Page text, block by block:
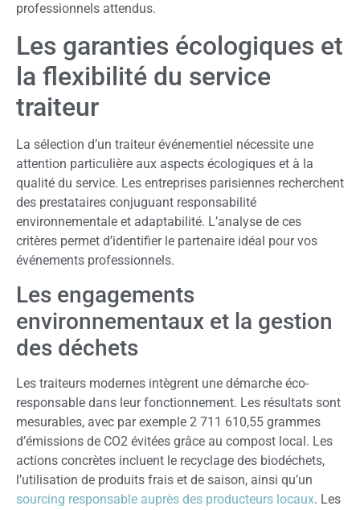
professionnels attendus.
Les garanties écologiques et
la flexibilité du service
traiteur
La sélection d’un traiteur événementiel nécessite une
attention particulière aux aspects écologiques et à la
qualité du service. Les entreprises parisiennes recherchent
des prestataires conjuguant responsabilité
environnementale et adaptabilité. L’analyse de ces
critères permet d’identifier le partenaire idéal pour vos
événements professionnels.
Les engagements
environnementaux et la gestion
des déchets
Les traiteurs modernes intègrent une démarche éco-
responsable dans leur fonctionnement. Les résultats sont
mesurables, avec par exemple 2 711 610,55 grammes
d’émissions de CO2 évitées grâce au compost local. Les
actions concrètes incluent le recyclage des biodéchets,
l’utilisation de produits frais et de saison, ainsi qu’un
sourcing responsable auprès des producteurs locaux. Les